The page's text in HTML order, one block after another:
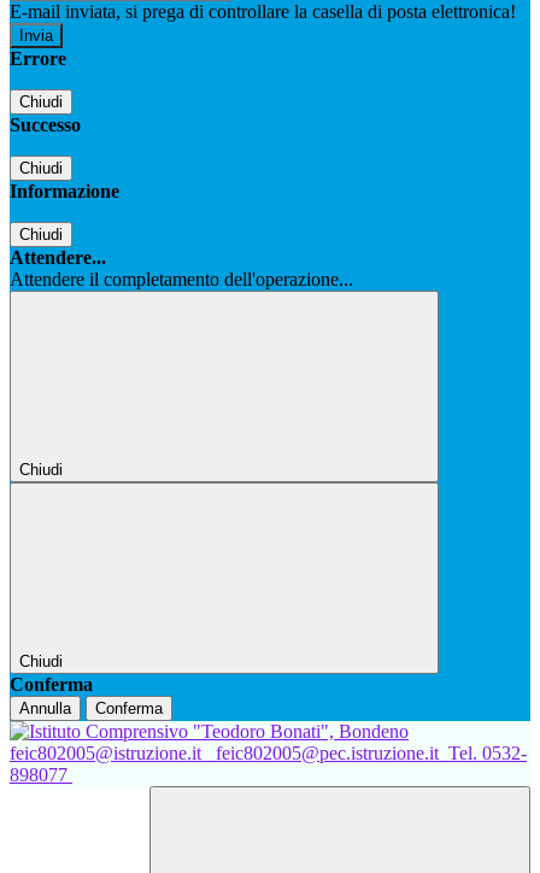
E-mail inviata, si prega di controllare la casella di posta elettronica!
Errore
Chiudi
Successo
Chiudi
Informazione
Chiudi
Attendere...
Attendere il completamento dell'operazione...
Chiudi
Chiudi
Conferma
Annulla Conferma
feic802005@istruzione.it feic802005@pec.istruzione.it Tel. 0532-
898077